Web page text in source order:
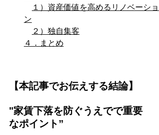
１）資産価値を高めるリノベーショ
ン
２）独自集客
４．まとめ
【本記事でお伝えする結論】
"家賃下落を防ぐうえでで重要
なポイント”